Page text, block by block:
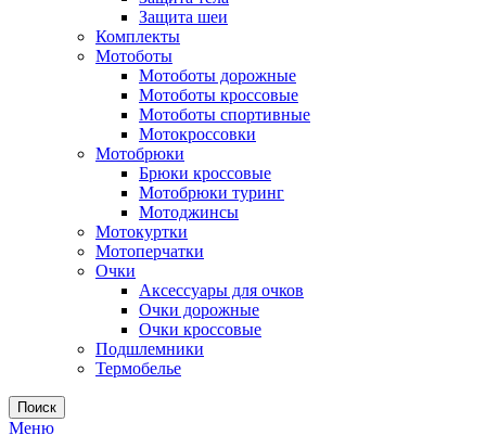
Защита шеи
Комплекты
Мотоботы
Мотоботы дорожные
Мотоботы кроссовые
Мотоботы спортивные
Мотокроссовки
Мотобрюки
Брюки кроссовые
Мотобрюки туринг
Мотоджинсы
Мотокуртки
Мотоперчатки
Очки
Аксессуары для очков
Очки дорожные
Очки кроссовые
Подшлемники
Термобелье
Поиск
Меню